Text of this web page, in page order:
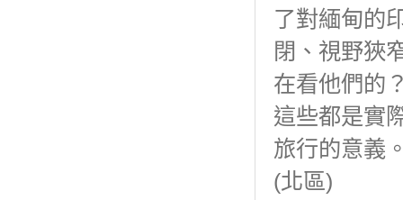
了對緬甸的
閉、視野狹
在看他們的
這些都是實
旅行的意義
(北區)